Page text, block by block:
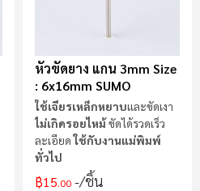
หัวขัดยาง แกน 3mm Size
: 6x16mm SUMO
ใช้เจียรเหล็กหยาบและขัดเงา
ไม่เกิดรอยไหม้ขัดได้รวดเร็ว
ละเอียดใช้กับงานแม่พิมพ์
ทั่วไป
฿15.00 /ชิ้น